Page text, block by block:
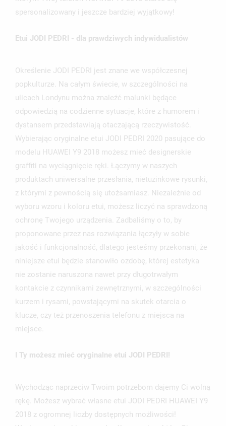
spersonalizowany i jeszcze bardziej wyjątkowy!
Etui JODI PEDRI - dla prawdziwych indywidualistów
Określenie JODI PEDRI jest znane we współczesnej
popkulturze. Na całym świecie, w szczególności na
ulicach Londynu można znaleźć malunki będące
odpowiedzią na codzienne sytuacje, które z humorem i
dystansem przedstawiają otaczającą rzeczywistość.
Wybierając oryginalne etui JODI PEDRI 2020 pasujące do
modelu HUAWEI Y9 2018 możesz mieć designerskie
graffiti na wyciągnięcie ręki. Łączymy w naszych
produktach uniwersalne przesłania, nietuzinkowe rysunki,
z którymi z pewnością się utożsamiasz. Niezależnie od
wyboru wzoru i koloru etui, możesz liczyć na sprawdzoną
ochronę Twojego urządzenia. Zadbaliśmy o to, by
proponowane przez nas rozwiązania łączyły w sobie
jakość i funkcjonalność, dlatego jesteśmy przekonani, że
niniejsze etui będzie stanowiło ozdobę, której estetyka
nie zostanie naruszona nawet przy długotrwałym
kontakcie z czynnikami zewnętrznymi, w szczególności
kurzem i rysami, powstającymi na skutek otarcia o
klucze, czy też przenoszenia telefonu z miejsca na
miejsce.
I Ty możesz mieć oryginalne etui JODI PEDRI!
Wychodząc naprzeciw Twoim potrzebom dajemy Ci wolną
rękę. Możesz wybrać własne etui JODI PEDRI HUAWEI Y9
2018 z ogromnej liczby dostępnych możliwości!
add_circle_outline UTWÓRZ NOWĄ LISTĘ
UTWÓRZ LISTĘ ŻYCZEŃ
ANULUJ UTWÓRZ LISTĘ ŻYCZEŃ
ANULUJ ZALOGUJ SIĘ